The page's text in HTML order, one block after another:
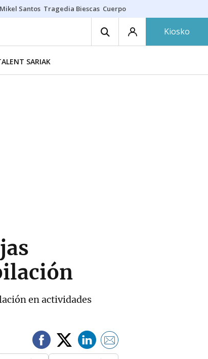
Mikel Santos Tragedia Biescas Cuerpo ría
Kiosko
SARIAK
en actividades